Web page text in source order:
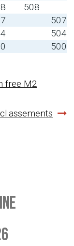
508
507
504
500
free M2